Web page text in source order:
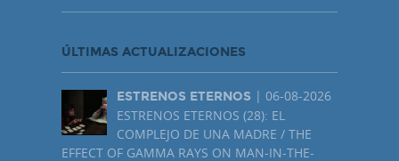
ÚLTIMAS ACTUALIZACIONES
ESTRENOS ETERNOS | 06-08-2026
ESTRENOS ETERNOS (28): EL
COMPLEJO DE UNA MADRE / THE
EFFECT OF GAMMA RAYS ON MAN-IN-THE-